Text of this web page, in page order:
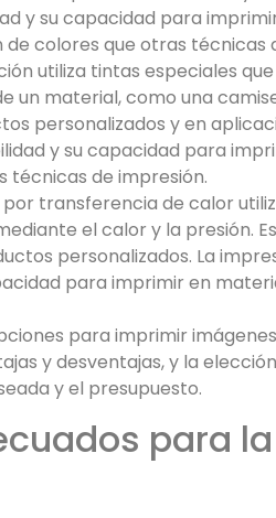
y su capacidad para
colores que otras técnicas
utiliza tintas especiales
un material, como una
personalizados y en
y su capacidad para
técnicas de impresión.
transferencia de calor
el calor y la presión.
personalizados. La
para imprimir en
para imprimir
y desventajas, y la
y el presupuesto.
para la